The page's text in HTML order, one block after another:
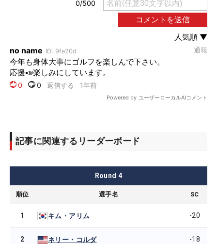
記事に関連するリーダーボード
Round 4
順位 選手名 SC
1 キム・アリム -20
2 ネリー・コルダ -18